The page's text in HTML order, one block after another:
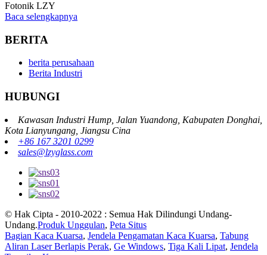
Fotonik LZY
Baca selengkapnya
BERITA
berita perusahaan
Berita Industri
HUBUNGI
Kawasan Industri Hump, Jalan Yuandong, Kabupaten Donghai,
Kota Lianyungang, Jiangsu Cina
+86 167 3201 0299
sales@lzyglass.com
© Hak Cipta - 2010-2022 : Semua Hak Dilindungi Undang-
Undang.Produk Unggulan, Peta Situs
Bagian Kaca Kuarsa, Jendela Pengamatan Kaca Kuarsa, Tabung
Aliran Laser Berlapis Perak, Ge Windows, Tiga Kali Lipat, Jendela